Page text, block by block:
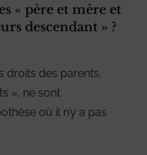
« père et mère et
descendant » ?
droits des parents,
», ne sont
où il n’y a pas